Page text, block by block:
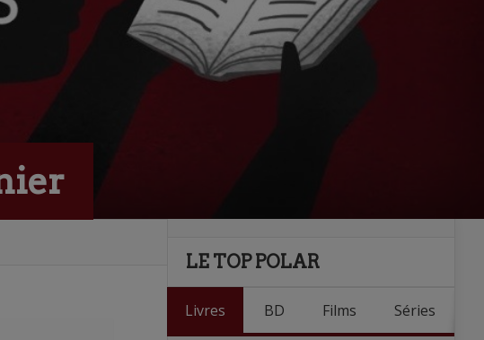
LE TOP POLAR
Livres BD Films Séries